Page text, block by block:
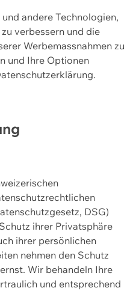
andere Technologien,
verbessern und die
Werbemassnahmen zu
und Ihre Optionen
DSG)
ihrer Privatsphäre
ihrer persönlichen
nehmen den Schutz
Wir behandeln Ihre
und entsprechend